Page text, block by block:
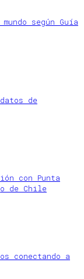
según Guía
de
con Punta
de Chile
conectando a